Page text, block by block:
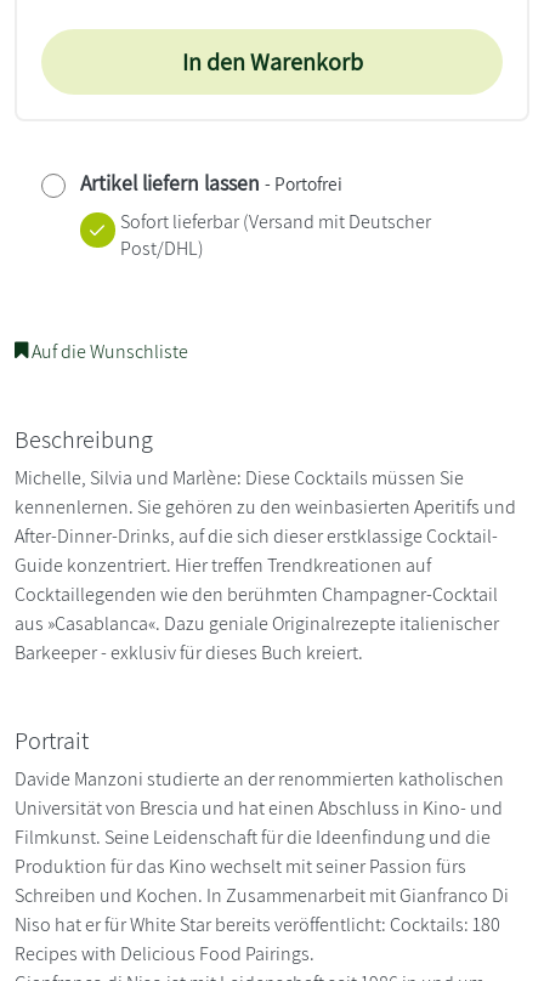
In den Warenkorb
Artikel liefern lassen - Portofrei
Sofort lieferbar(Versand mit Deutscher
Post/DHL)
Auf die Wunschliste
Beschreibung
Michelle, Silvia und Marlène: Diese Cocktails müssen Sie
kennenlernen. Sie gehören zu den weinbasierten Aperitifs und
After-Dinner-Drinks, auf die sich dieser erstklassige Cocktail-
Guide konzentriert. Hier treffen Trendkreationen auf
Cocktaillegenden wie den berühmten Champagner-Cocktail
aus »Casablanca«. Dazu geniale Originalrezepte italienischer
Barkeeper - exklusiv für dieses Buch kreiert.
Portrait
Davide Manzoni studierte an der renommierten katholischen
Universität von Brescia und hat einen Abschluss in Kino- und
Filmkunst. Seine Leidenschaft für die Ideenfindung und die
Produktion für das Kino wechselt mit seiner Passion fürs
Schreiben und Kochen. In Zusammenarbeit mit Gianfranco Di
Niso hat er für White Star bereits veröffentlicht: Cocktails: 180
Recipes with Delicious Food Pairings.